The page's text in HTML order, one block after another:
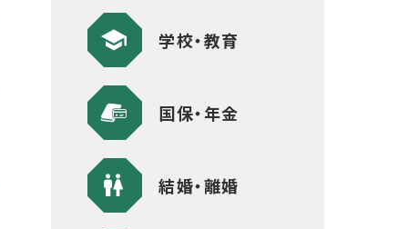
学校・教育
国保・年金
結婚・離婚